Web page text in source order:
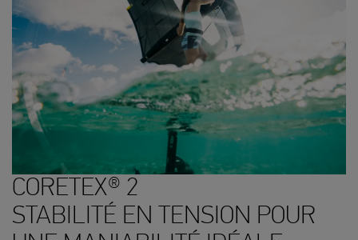
CORETEX® 2
STABILITÉ EN TENSION POUR